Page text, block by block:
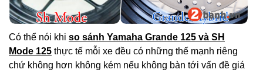
Có thể nói khi so sánh Yamaha Grande 125 và SH
Mode 125 thực tế mỗi xe đều có những thế mạnh riêng
chứ không hơn không kém nếu không bàn tới vấn đề giá